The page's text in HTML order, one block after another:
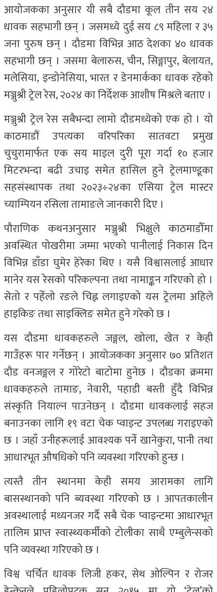
आयोजकका अनुसार यी सबै दौडमा कूल तीन सय २४
धावक सहभागी छन् । जसमध्ये दुई सय ८९ महिला र ३५
जना पुरुष छन् । दौडमा विभिन्न आठ देशका ४० धावक
सहभागी छन् । जसमा बेलारुस, चीन, सिङ्गापुर, बेलायत,
मलेसिया, इन्डोनेसिया, भारत र डेनमार्कका धावक रहेको
मञ्जुश्री ट्रेल रेस, २०२४ का निर्देशक आशीष मिश्रले बताए ।
मञ्जुश्री ट्रेल रेस सबैभन्दा लामो दौडमध्येको एक हो । यो
काठमाडौं उपत्यका वरिपरिका सातवटा प्रमुख
चुचुरामार्फत एक सय माइल दुरी पूरा गर्दा १० हजार
मिटरभन्दा बढी उचाइ समेत हासिल हुने ट्रेलमाण्डूका
सहसंस्थापक तथा २०२३÷२४का एसिया ट्रेल मास्टर
च्याम्पियन रसिला तामाङले जानकारी दिए ।
पौराणिक कथनअनुसार मञ्जुश्री भिक्षुले काठमाडौँमा
अवस्थित पोखरीमा जम्मा भएको पानीलाई निकास दिन
विभिन्न डाँडा घुमेर हेरेका थिए । यसै विश्वासलाई आधार
मानेर यस रेसको परिकल्पना तथा नामाङ्कन गरिएको हो ।
सेतो र पहेँलो रङले चिह्न लगाइएको यस ट्रेलमा अहिले
हाइकिङ तथा साइक्लिङ समेत हुने गरेको छ ।
यस दौडमा धावकहरुले जङ्गल, खोला, खेत र केही
गाउँहरू पार गर्नेछन् । आयोजकका अनुसार ७० प्रतिशत
दौड वनजङ्गल र गोरेटो बाटोमा हुनेछ । दौडका क्रममा
धावकहरुले तामाङ, नेवारी, पहाडी बस्ती हुँदै विभिन्न
संस्कृति नियाल्न पाउनेछन् । दौडमा धावकलाई सहज
बनाउनका लागि १९ वटा चेक प्वाइन्ट उपलब्ध गराइएको
छ । जहाँ उनीहरूलाई आवश्यक पर्ने खानेकुरा, पानी तथा
आधारभूत औषधिको पनि व्यवस्था गरिएको हुन्छ ।
त्यस्तै तीन स्थानमा केही समय आरामका लागि
बासस्थानको पनि ब्यवस्था गरिएको छ । आपतकालीन
अवस्थालाई मध्यनजर गर्दै सबै चेक प्वाइन्टमा आधारभूत
तालिम प्राप्त स्वास्थ्यकर्मीको टोलीका साथै एम्बुलेन्सको
पनि व्यवस्था गरिएको छ ।
विश्व चर्चित धावक लिजी हकर, सेथ ओल्पिन र रोजर